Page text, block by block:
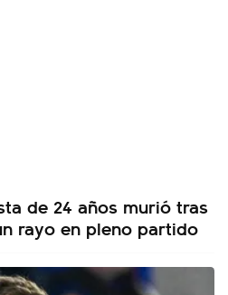
de 24 años murió tras
rayo en pleno partido